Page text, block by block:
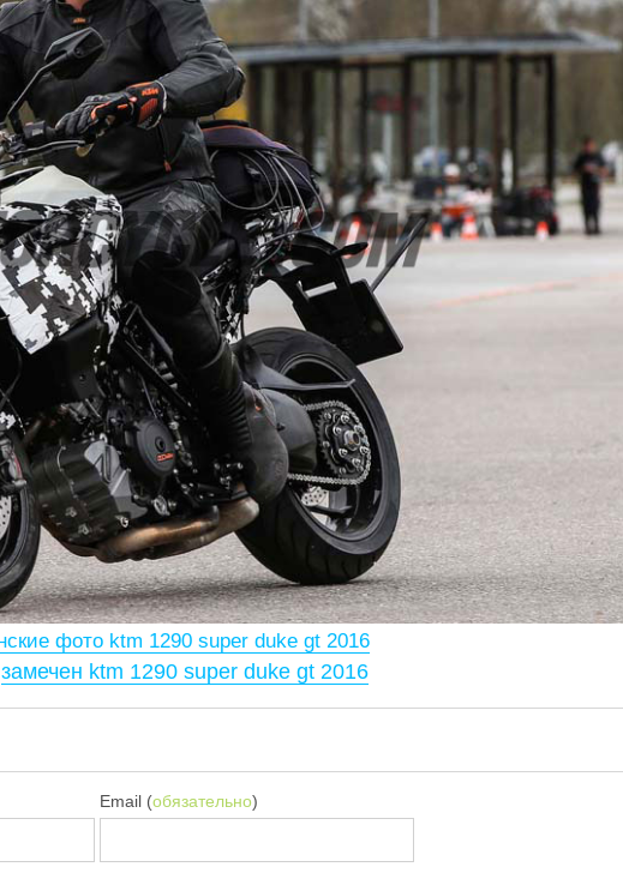
фото ktm 1290 super duke gt 2016
замечен ktm 1290 super duke gt 2016
Email (обязательно)